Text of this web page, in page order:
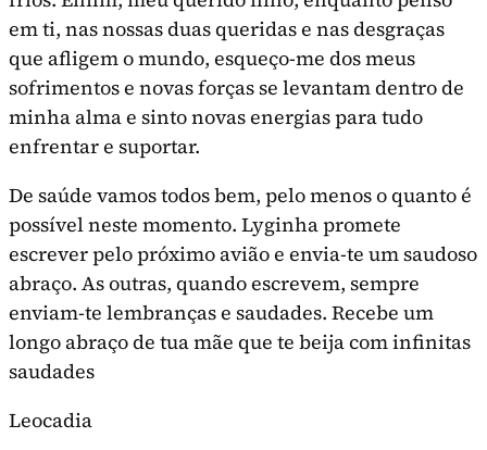
em ti, nas nossas duas queridas e nas desgraças
que afligem o mundo, esqueço-me dos meus
sofrimentos e novas forças se levantam dentro de
minha alma e sinto novas energias para tudo
enfrentar e suportar.
De saúde vamos todos bem, pelo menos o quanto é
possível neste momento. Lyginha promete
escrever pelo próximo avião e envia-te um saudoso
abraço. As outras, quando escrevem, sempre
enviam-te lembranças e saudades. Recebe um
longo abraço de tua mãe que te beija com infinitas
saudades
Leocadia